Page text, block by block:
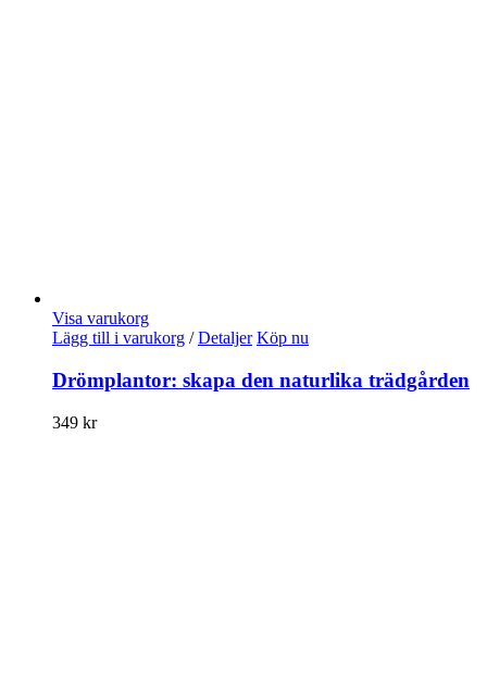
Visa varukorg
Lägg till i varukorg / Detaljer Köp nu
Drömplantor: skapa den naturlika trädgården
349 kr